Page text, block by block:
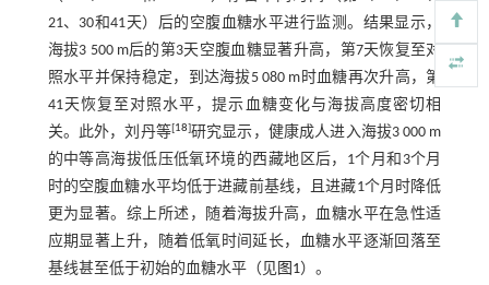
21、30和41天）后的空腹血糖水平进行监测。结果显示，
海拔3 500 m后的第3天空腹血糖显著升高，第7天恢复至对
照水平并保持稳定，到达海拔5 080 m时血糖再次升高，第
41天恢复至对照水平，提示血糖变化与海拔高度密切相
关。此外，刘丹等[18]研究显示，健康成人进入海拔3 000 m
的中等高海拔低压低氧环境的西藏地区后，1个月和3个月
时的空腹血糖水平均低于进藏前基线，且进藏1个月时降低
更为显著。综上所述，随着海拔升高，血糖水平在急性适
应期显著上升，随着低氧时间延长，血糖水平逐渐回落至
基线甚至低于初始的血糖水平（见图1）。